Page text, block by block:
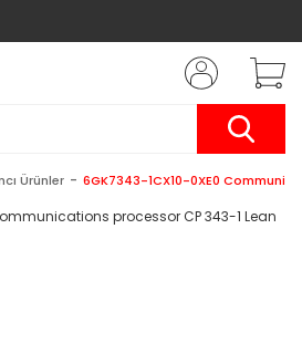
Ürünler 6GK7343-1CX10-0XE0